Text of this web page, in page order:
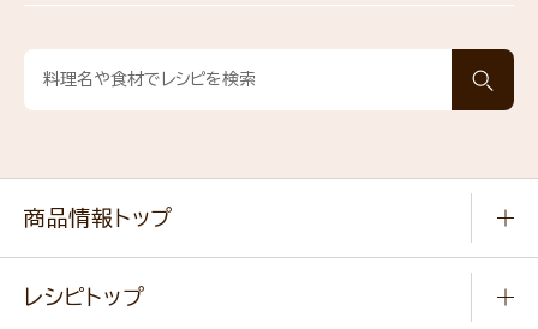
商品情報トップ
レシピトップ